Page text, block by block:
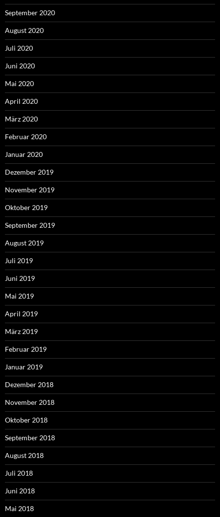
September 2020
August 2020
Juli 2020
Juni 2020
Mai 2020
April 2020
März 2020
Februar 2020
Januar 2020
Dezember 2019
November 2019
Oktober 2019
September 2019
August 2019
Juli 2019
Juni 2019
Mai 2019
April 2019
März 2019
Februar 2019
Januar 2019
Dezember 2018
November 2018
Oktober 2018
September 2018
August 2018
Juli 2018
Juni 2018
Mai 2018